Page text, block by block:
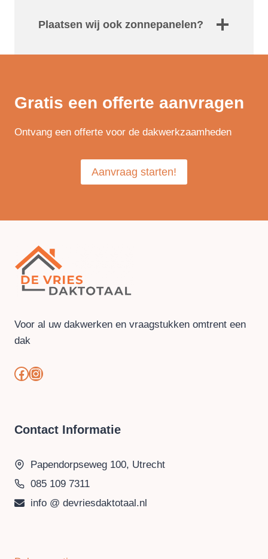
Plaatsen wij ook zonnepanelen?
Gratis een offerte aanvragen
Ontvang een offerte voor de dakwerkzaamheden
Aanvraag starten!
Voor al uw dakwerken en vraagstukken omtrent een
dak
# #
Contact Informatie
Papendorpseweg 100, Utrecht
085 109 7311
info @ devriesdaktotaal.nl